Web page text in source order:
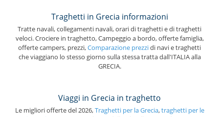
Traghetti in Grecia informazioni
Tratte navali, collegamenti navali, orari di traghetti e di traghetti
veloci. Crociere in traghetto, Campeggio a bordo, offerte famiglia,
offerte campers, prezzi,Comparazione prezzidi navi e traghetti
che viaggiano lo stesso giorno sulla stessa tratta dall'ITALIA alla
GRECIA.
Viaggi in Grecia in traghetto
Le migliori offerte del 2026,Traghetti per la Grecia,traghetti per le